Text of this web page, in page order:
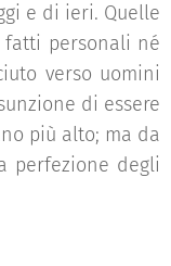
e di ieri. Quelle
fatti personali né
verso uomini
di essere
più alto; ma da
perfezione degli